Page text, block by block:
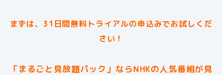
まずは、31日間無料トライアルの申込みでお試しくだ
さい！
「まるごと見放題パック」ならNHKの人気番組が見